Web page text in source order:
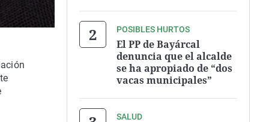
POSIBLES HURTOS
El PP de Bayárcal
denuncia que el alcalde
se ha apropiado de “dos
vacas municipales”
SALUD